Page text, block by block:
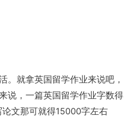
。就拿英国留学作业来说吧，
说，一篇英国留学作业字数得
文那可就得15000字左右